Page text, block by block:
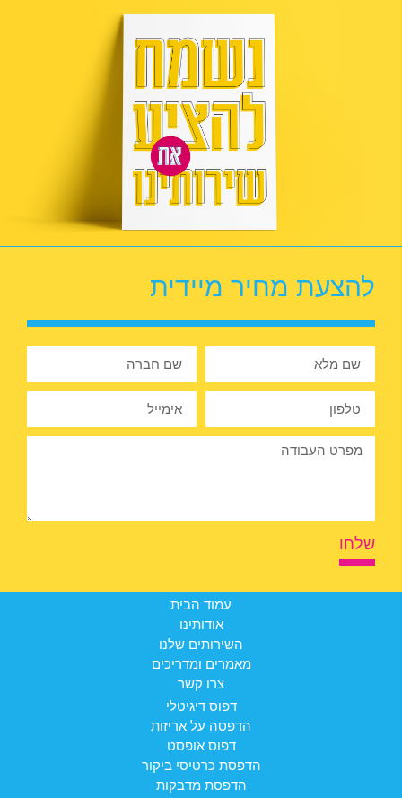
להצעת מחיר מיידית
שלחו
עמוד הבית
אודותינו
השירותים שלנו
מאמרים ומדריכים
צרו קשר
דפוס דיגיטלי
הדפסה על אריזות
דפוס אופסט
הדפסת כרטיסי ביקור
הדפסת מדבקות